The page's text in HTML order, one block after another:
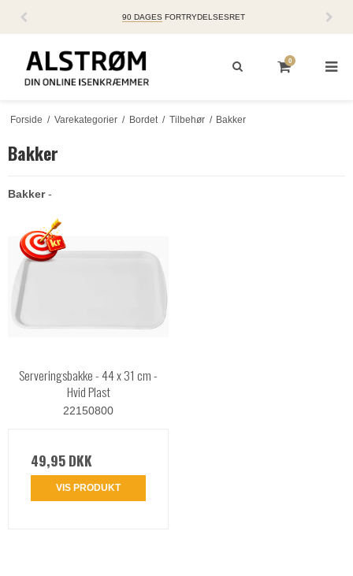
90 DAGES FORTRYDELSESRET
0
Forside / Varekategorier / Bordet / Tilbehør / Bakker
Bakker
Bakker-
Serveringsbakke - 44 x 31 cm -
Hvid Plast
22150800
49,95 DKK
VIS PRODUKT